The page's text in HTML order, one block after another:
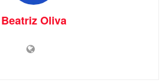
Beatriz Oliva